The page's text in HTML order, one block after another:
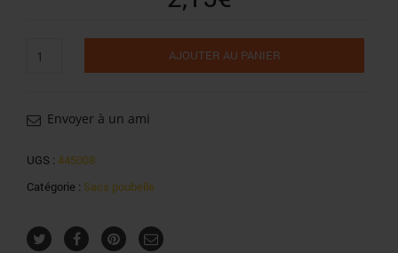
de
sacs
liens
coulissants
20x30l
AJOUTER AU PANIER
Envoyer à un ami
UGS : 445008
Catégorie : Sacs poubelle